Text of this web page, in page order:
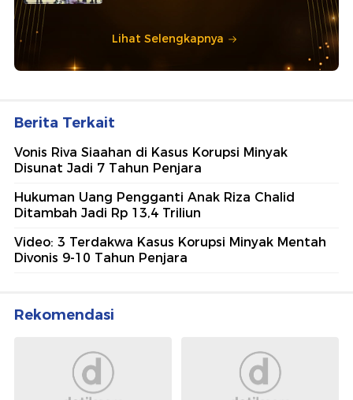
Lihat Selengkapnya
Berita Terkait
Vonis Riva Siaahan di Kasus Korupsi Minyak
Disunat Jadi 7 Tahun Penjara
Hukuman Uang Pengganti Anak Riza Chalid
Ditambah Jadi Rp 13,4 Triliun
Video: 3 Terdakwa Kasus Korupsi Minyak Mentah
Divonis 9-10 Tahun Penjara
Rekomendasi